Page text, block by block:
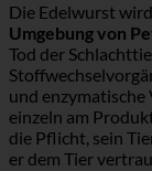
Die Edelwurst
Umgebung von
Tod der
und enzymatische
einzeln am
die Pflicht, sein
er dem Tier